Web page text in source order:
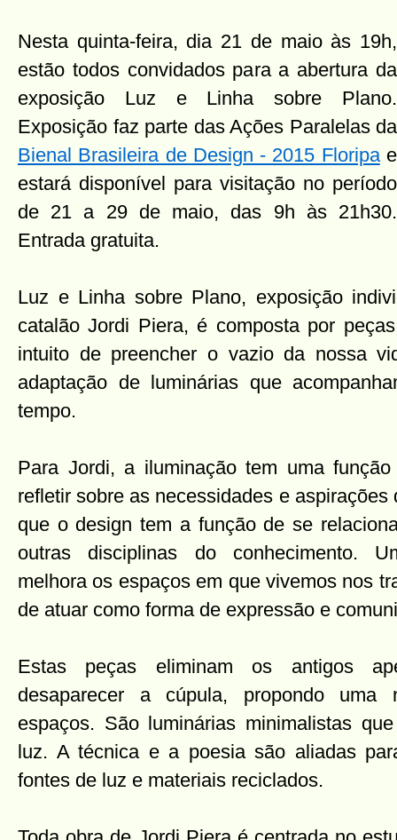
Nesta quinta-feira, dia 21 de maio às 19h,
estão todos convidados para a abertura da
exposição Luz e Linha sobre Plano.
Exposição faz parte das Ações Paralelas da
Bienal Brasileira de Design - 2015 Floripae
estará disponível para visitação no período
de 21 a 29 de maio, das 9h às 21h30.
Entrada gratuita.
Luz e Linha sobre Plano, exposição
catalão Jordi Piera, é composta por
intuito de preencher o vazio da nossa
adaptação de luminárias que
tempo.
Para Jordi, a iluminação tem uma
refletir sobre as necessidades e
que o design tem a função de se
outras disciplinas do conhecimento.
melhora os espaços em que vivemos nos
de atuar como forma de expressão e
Estas peças eliminam os antigos
desaparecer a cúpula, propondo uma
espaços. São luminárias minimalistas
luz. A técnica e a poesia são aliadas
fontes de luz e materiais reciclados.